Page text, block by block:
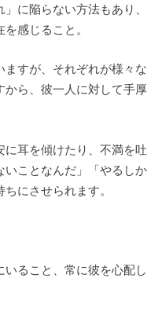
に陥らない方法もあり、
感じること。
すが、それぞれが様々な
から、彼一人に対して手厚
耳を傾けたり、不満を吐
いことなんだ」「やるしか
にさせられます。
ること、常に彼を心配し